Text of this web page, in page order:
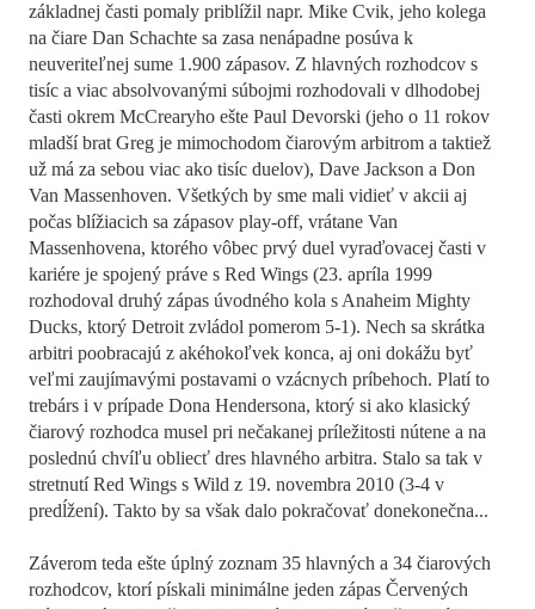
základnej časti pomaly priblížil napr. Mike Cvik, jeho kolega
na čiare Dan Schachte sa zasa nenápadne posúva k
neuveriteľnej sume 1.900 zápasov. Z hlavných rozhodcov s
tisíc a viac absolvovanými súbojmi rozhodovali v dlhodobej
časti okrem McCrearyho ešte Paul Devorski (jeho o 11 rokov
mladší brat Greg je mimochodom čiarovým arbitrom a taktiež
už má za sebou viac ako tisíc duelov), Dave Jackson a Don
Van Massenhoven. Všetkých by sme mali vidieť v akcii aj
počas blížiacich sa zápasov play-off, vrátane Van
Massenhovena, ktorého vôbec prvý duel vyraďovacej časti v
kariére je spojený práve s Red Wings (23. apríla 1999
rozhodoval druhý zápas úvodného kola s Anaheim Mighty
Ducks, ktorý Detroit zvládol pomerom 5-1). Nech sa skrátka
arbitri poobracajú z akéhokoľvek konca, aj oni dokážu byť
veľmi zaujímavými postavami o vzácnych príbehoch. Platí to
trebárs i v prípade Dona Hendersona, ktorý si ako klasický
čiarový rozhodca musel pri nečakanej príležitosti nútene a na
poslednú chvíľu obliecť dres hlavného arbitra. Stalo sa tak v
stretnutí Red Wings s Wild z 19. novembra 2010 (3-4 v
predĺžení). Takto by sa však dalo pokračovať donekonečna...
Záverom teda ešte úplný zoznam 35 hlavných a 34 čiarových
rozhodcov, ktorí pískali minimálne jeden zápas Červených